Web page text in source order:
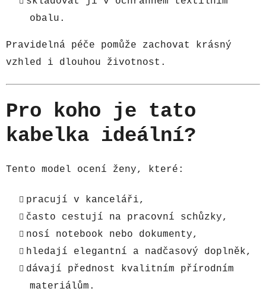
obalu.
Pravidelná péče pomůže zachovat krásný
vzhled i dlouhou životnost.
Pro koho je tato
kabelka ideální?
Tento model ocení ženy, které:
pracují v kanceláři,
často cestují na pracovní schůzky,
nosí notebook nebo dokumenty,
hledají elegantní a nadčasový doplněk,
dávají přednost kvalitním přírodním
materiálům.